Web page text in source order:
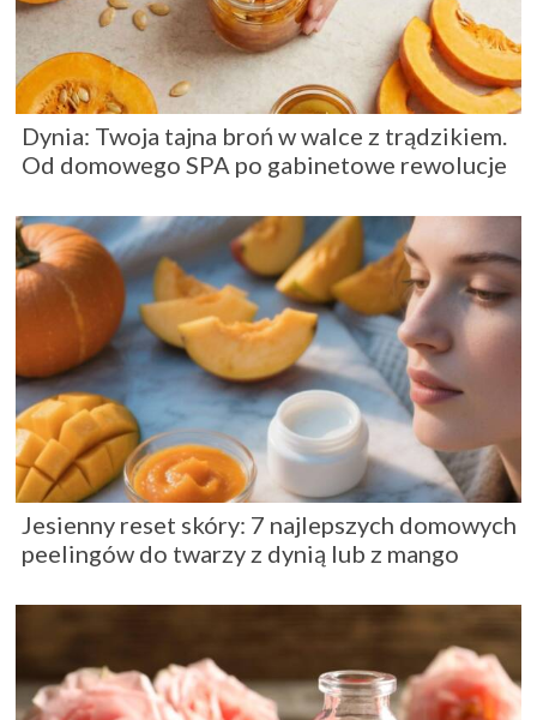
Dynia: Twoja tajna broń w walce z trądzikiem.
Od domowego SPA po gabinetowe rewolucje
Jesienny reset skóry: 7 najlepszych domowych
peelingów do twarzy z dynią lub z mango